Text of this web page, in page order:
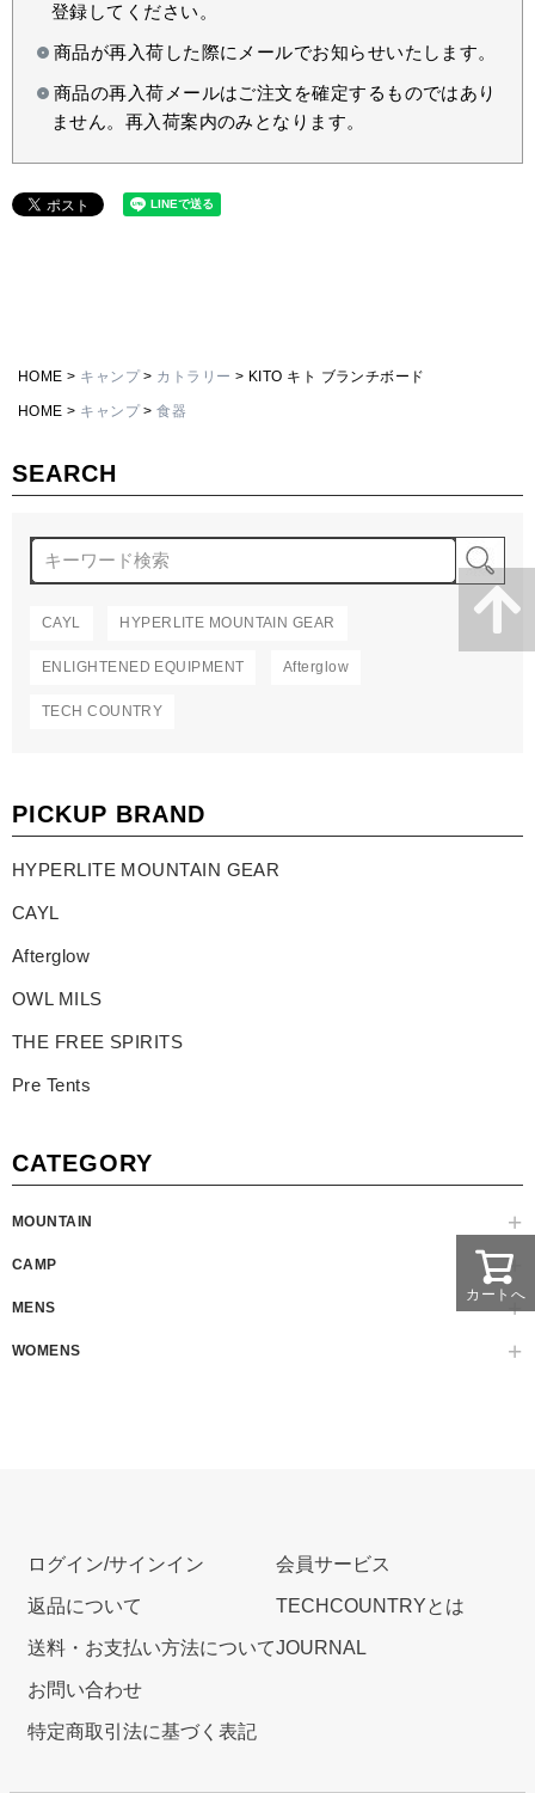
SEARCH
CAYL HYPERLITE MOUNTAIN GEAR
ENLIGHTENED EQUIPMENT Afterglow
TECH COUNTRY
PICKUP BRAND
HYPERLITE MOUNTAIN GEAR
CAYL
Afterglow
OWL MILS
THE FREE SPIRITS
Pre Tents
CATEGORY
MOUNTAIN
CAMP
MENS
WOMENS
登録してください。
商品が再入荷した際にメールでお知らせいたします。
商品の再入荷メールはご注文を確定するものではあり
ません。再入荷案内のみとなります。
HOME キャンプ カトラリー KITO キト ブランチボード
HOME キャンプ 食器
カートへ
ログイン/サインイン
返品について
送料・お支払い方法について
お問い合わせ
特定商取引法に基づく表記
会員サービス
TECHCOUNTRYとは
JOURNAL